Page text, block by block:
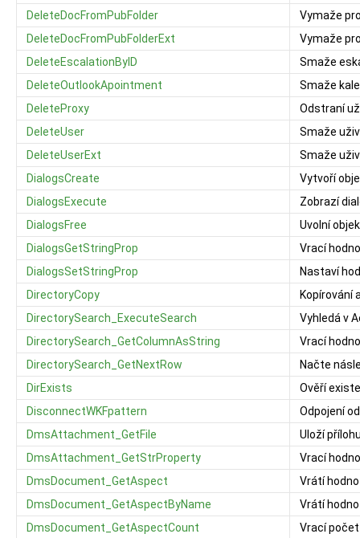
DeleteDocFromPubFolder
Vymaže
DeleteDocFromPubFolderExt
Vymaže
DeleteEscalationByID
Smaže
DeleteOutlookApointment
Smaže
DeleteProxy
Odstraní
DeleteUser
Smaže
DeleteUserExt
Smaže
DialogsCreate
Vytvoří
DialogsExecute
Zobrazí
DialogsFree
Uvolní
DialogsGetStringProp
Vrací
DialogsSetStringProp
Nastaví
DirectoryCopy
Kopírování
DirectorySearch_ExecuteSearch
Vyhledá v
DirectorySearch_GetColumnAsString
Vrací
DirectorySearch_GetNextRow
Načte
DirExists
Ověří
DisconnectWKFpattern
Odpojení
DmsAttachment_GetFile
Uloží
DmsAttachment_GetStrProperty
Vrací
DmsDocument_GetAspect
Vrátí
DmsDocument_GetAspectByName
Vrátí
DmsDocument_GetAspectCount
Vrací